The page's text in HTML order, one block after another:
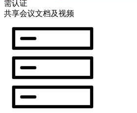
需认证
共享会议文档及视频